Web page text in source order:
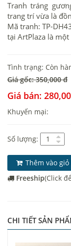
Tranh tráng
trang trí vừa là
Mã tranh: TP-
tại ArtPlaza là
Tình trạng: Còn
Giá gốc: 350,000 đ
Giá bán:
Khuyến mại:
Số lượng:
Thêm vào
Freeship(Click
CHI TIẾT SẢN